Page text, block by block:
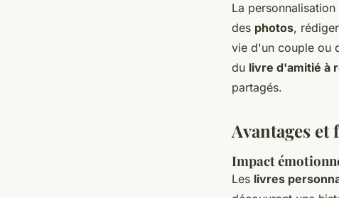
La
des photos,
vie d'un couple ou
du livre d'amitié à
partagés.
Avantages
Impact
Les livres